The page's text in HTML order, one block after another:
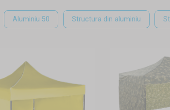
în natură sau când organizați o petrecere cu
Oferă acoperișul necesar deasupra capului,
Un mare avantaj este dimensiunea
astfel le puteți lua cu dumneavoastră oriunde.
Aluminiu 50 Structura din aluminiu